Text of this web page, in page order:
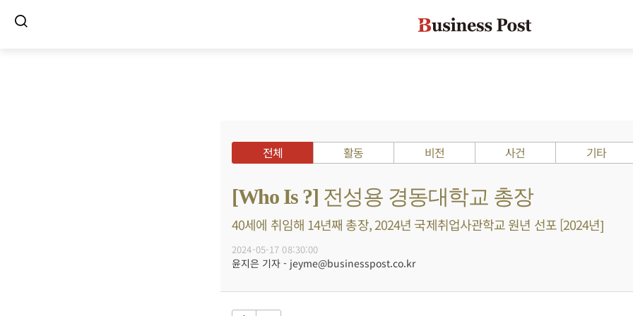
전체 활동 비전 사건 기타
[Who Is ?] 전성용 경동대학교 총장
40세에 취임해 14년째 총장, 2024년 국제취업사관학교 원년 선포 [2024년]
2024-05-17 08:30:00
윤지은 기자 - jeyme@businesspost.co.kr